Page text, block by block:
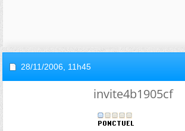
28/11/2006, 11h45
invite4b1905cf